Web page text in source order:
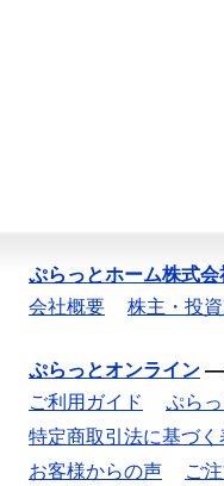
ぷらっとホーム株式会
会社概要
株主・投
ぷらっとオンライン —
ご利用ガイド
ぷら
特定商取引法に基づく
お客様からの声
ご